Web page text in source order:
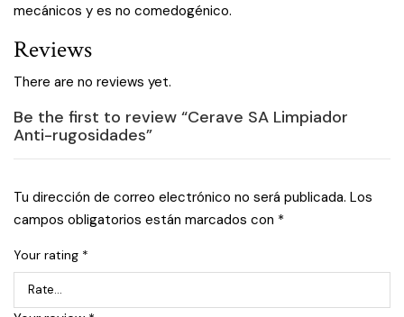
mecánicos y es no comedogénico.
Reviews
There are no reviews yet.
Be the first to review “Cerave SA Limpiador
Anti-rugosidades”
Tu dirección de correo electrónico no será publicada. Los
campos obligatorios están marcados con *
Your rating *